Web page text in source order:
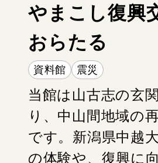
やまこし復興
おらたる
資料館 震災
当館は山古志の玄
り、中山間地域の
です。新潟県中越
の体験や、復興に